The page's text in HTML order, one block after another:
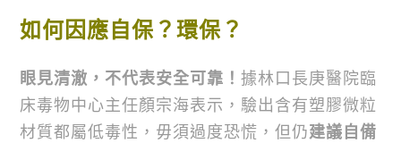
如何因應自保？環保？
眼見清澈，不代表安全可靠！據林口長庚醫院臨
床毒物中心主任顏宗海表示，驗出含有塑膠微粒
材質都屬低毒性，毋須過度恐慌，但仍建議自備